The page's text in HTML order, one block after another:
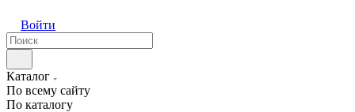
Войти
Каталог
По всему сайту
По каталогу